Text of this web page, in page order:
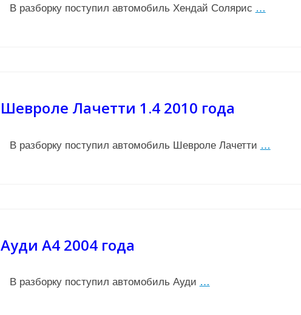
В разборку поступил автомобиль Хендай Солярис …
Шевроле Лачетти 1.4 2010 года
В разборку поступил автомобиль Шевроле Лачетти …
Ауди А4 2004 года
В разборку поступил автомобиль Ауди …